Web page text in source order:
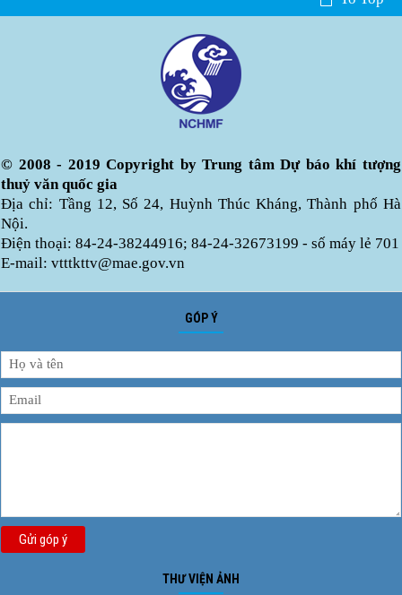
© 2008 - 2019 Copyright by Trung tâm Dự báo khí tượng
thuỷ văn quốc gia
Địa chỉ: Tầng 12, Số 24, Huỳnh Thúc Kháng, Thành phố Hà
Nội.
Điện thoại: 84-24-38244916; 84-24-32673199 - số máy lẻ 701
E-mail: vtttkttv@mae.gov.vn
GÓP Ý
Gửi góp ý
THƯ VIỆN ẢNH